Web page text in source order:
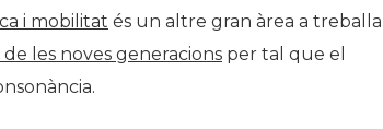
i mobilitat és un altre gran àrea a
les noves generacions per tal que el